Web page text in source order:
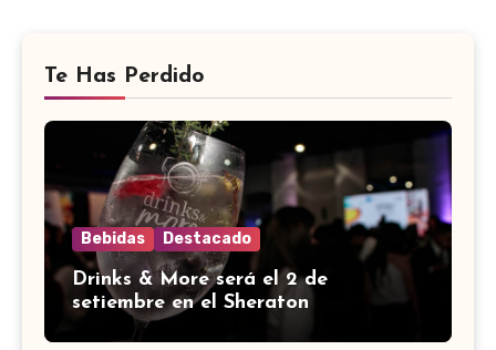
Te Has Perdido
Bebidas Destacado
Drinks & More será el 2 de
setiembre en el Sheraton